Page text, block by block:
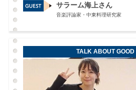
サラーム海上さん
音楽評論家・中東料理研究家
TALK ABOUT GOOD